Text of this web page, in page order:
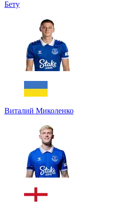
Бету
Виталий Миколенко